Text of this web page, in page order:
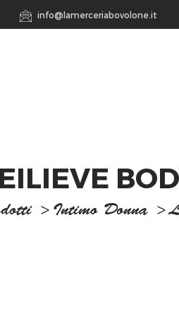
info@lamerceriabovolone.it
> Intimo Donna >